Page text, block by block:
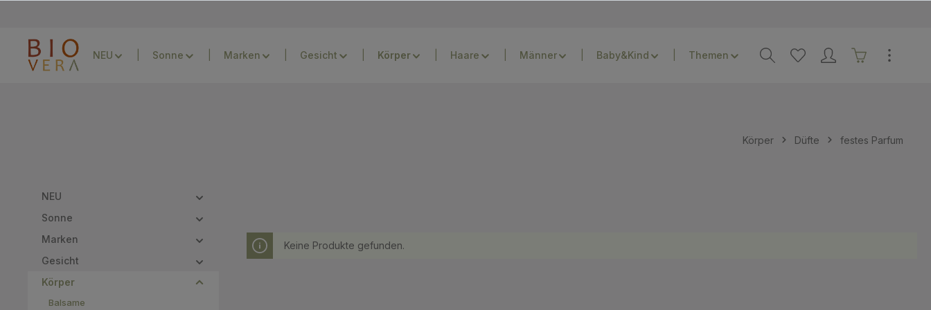
NEU Sonne Marken Gesicht Haare Männer Baby&Kind Themen
Körper Düfte festes Parfum
NEU
Sonne
Marken
Gesicht
Körper
Balsame
Keine Produkte gefunden.